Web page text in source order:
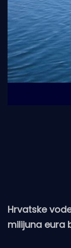
Hrvatske
milijuna eura